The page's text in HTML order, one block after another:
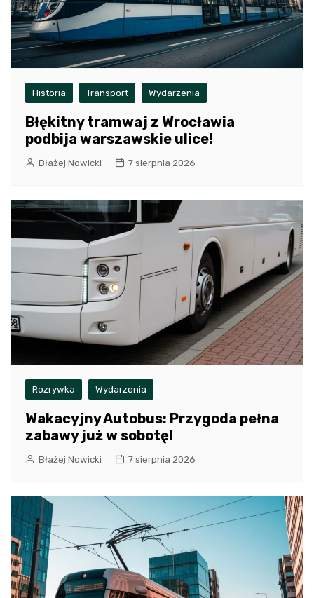
Historia Transport Wydarzenia
Błękitny tramwaj z Wrocławia
podbija warszawskie ulice!
Błażej Nowicki 7 sierpnia 2026
Rozrywka Wydarzenia
Wakacyjny Autobus: Przygoda pełna
zabawy już w sobotę!
Błażej Nowicki 7 sierpnia 2026